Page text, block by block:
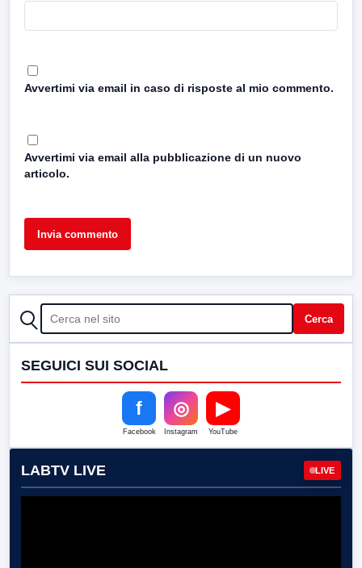
Avvertimi via email in caso di risposte al mio commento.
Avvertimi via email alla pubblicazione di un nuovo
articolo.
CERCA Cerca
SEGUICI SUI SOCIAL
f
Facebook
◎
Instagram
▶
YouTube
LABTV LIVE LIVE